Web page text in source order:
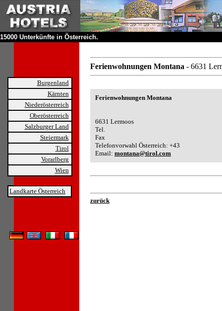
15000 Unterkünfte in Österreich.
Burgenland
Kärnten
Niederösterreich
Oberösterreich
Salzburger Land
Steiermark
Tirol
Vorarlberg
Wien
Landkarte Österreich
Ferienwohnungen Montana - 6631
Ferienwohnungen Montana
6631 Lermoos
Tel.
Fax
Telefonvorwahl Österreich: +43
Email: montana@tirol.com
zurück